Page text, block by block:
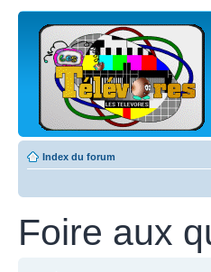
Index du forum
Foire aux